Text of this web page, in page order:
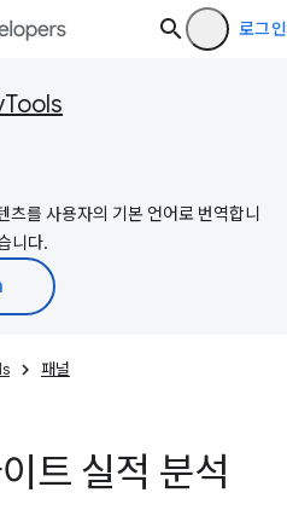
로그인
를 사용자의 기본 언어로 번역합니
니다.
패널
트 실적 분석